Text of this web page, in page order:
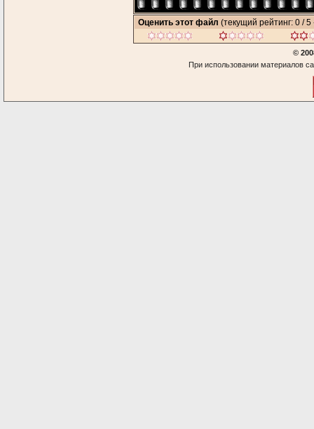
Оценить этот файл (текущий рейтинг: 0 / 5
©
При использовании материалов